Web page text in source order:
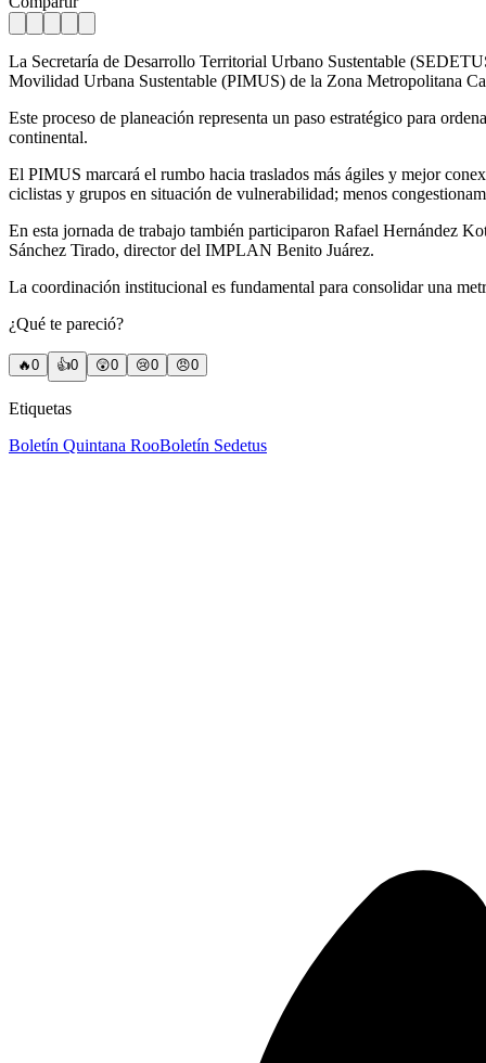
La Secretaría de Desarrollo Territorial Urbano Sustentable
Movilidad Urbana Sustentable (PIMUS) de la Zona Metropolitana
Este proceso de planeación representa un paso estratégico para
continental.
El PIMUS marcará el rumbo hacia traslados más ágiles y mejor
ciclistas y grupos en situación de vulnerabilidad; menos
En esta jornada de trabajo también participaron Rafael Hernández
Sánchez Tirado, director del IMPLAN Benito Juárez.
La coordinación institucional es fundamental para consolidar una
¿Qué te pareció?
🔥0 👍0 😲0 😢0 😠0
Etiquetas
Boletín Quintana RooBoletín Sedetus